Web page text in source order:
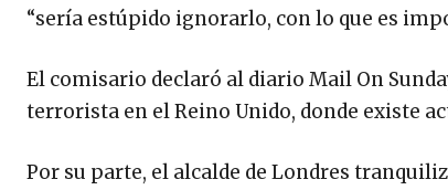
“sería estúpido ignorarlo, con lo que es
El comisario declaró al diario Mail On
terrorista en el Reino Unido, donde existe
Por su parte, el alcalde de Londres